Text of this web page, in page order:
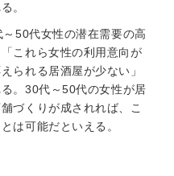
。
50代女性の潜在需要の高
これら女性の利用意向が
られる居酒屋が少ない」
。30代～50代の女性が居
づくりが成されれば、こ
は可能だといえる。